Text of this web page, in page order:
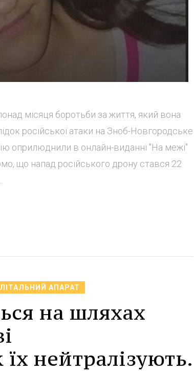
місяця боротьби за життя, який вона
російської атаки на Зноб-Новгородське
оприлюднили в онлайн-виданні "На межі"
що напад російського дрону стався 22
АПАРАТ
на шляхах
нейтралізують.